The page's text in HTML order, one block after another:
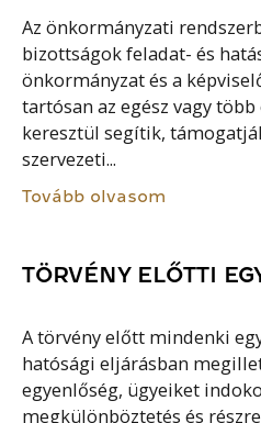
Az önkormányzati
bizottságok feladat- és
önkormányzat és a
tartósan az egész vagy
keresztül segítik,
szervezeti...
Tovább olvasom
TÖRVÉNY ELŐTTI
A törvény előtt mindenki
hatósági eljárásban
egyenlőség, ügyeiket
megkülönböztetés és